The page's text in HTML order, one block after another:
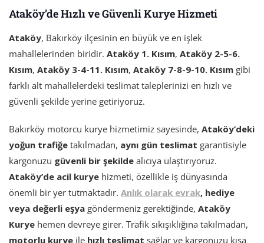
Ataköy’de Hızlı ve Güvenli Kurye Hizmeti
Ataköy, Bakırköy ilçesinin en büyük ve en işlek
mahallelerinden biridir. Ataköy 1. Kısım, Ataköy 2-5-6.
Kısım, Ataköy 3-4-11. Kısım, Ataköy 7-8-9-10. Kısım gibi
farklı alt mahallelerdeki teslimat taleplerinizi en hızlı ve
güvenli şekilde yerine getiriyoruz.
Bakırköy motorcu kurye hizmetimiz sayesinde, Ataköy’deki
yoğun trafiğe takılmadan, aynı gün teslimat garantisiyle
kargonuzu güvenli bir şekilde alıcıya ulaştırıyoruz.
Ataköy’de acil kurye hizmeti, özellikle iş dünyasında
önemli bir yer tutmaktadır. Anlık olarak evrak, hediye
veya değerli eşya göndermeniz gerektiğinde, Ataköy
Kurye hemen devreye girer. Trafik sıkışıklığına takılmadan,
motorlu kurye ile hızlı teslimat sağlar ve kargonuzu kısa